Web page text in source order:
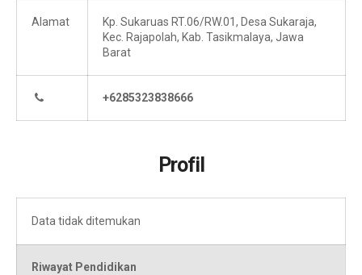
Alamat
Kp. Sukaruas RT.06/RW.01, Desa Sukaraja,
Kec. Rajapolah, Kab. Tasikmalaya, Jawa
Barat
+6285323838666
Profil
Data tidak ditemukan
Riwayat Pendidikan